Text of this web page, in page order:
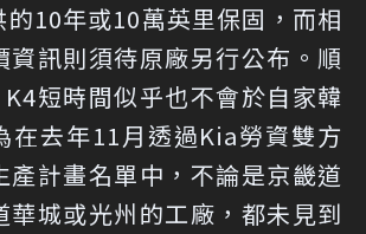
10年或10萬英里保固，而相
資訊則須待原廠另行公布。順
短時間似乎也不會於自家韓
在去年11月透過Kia勞資雙方
產計畫名單中，不論是京畿道
華城或光州的工廠，都未見到